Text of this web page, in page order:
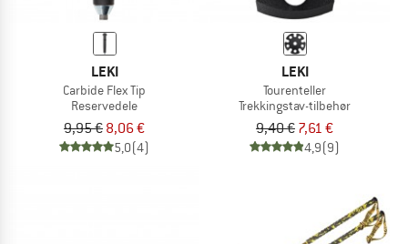
LEKI
Carbide Flex Tip
Reservedele
9,95 € 8,06 €
5,0(4)
LEKI
Tourenteller
Trekkingstav-tilbehør
9,40 € 7,61 €
4,9(9)